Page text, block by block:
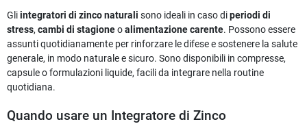
Gliintegratori di zinco naturali sono ideali in caso diperiodi di
stress, cambi di stagioneoalimentazione carente. Possono essere
assunti quotidianamente per rinforzare le difese e sostenere la salute
generale, in modo naturale e sicuro. Sono disponibili in compresse,
capsule o formulazioni liquide, facili da integrare nella routine
quotidiana.
Quando usare un Integratore di Zinco